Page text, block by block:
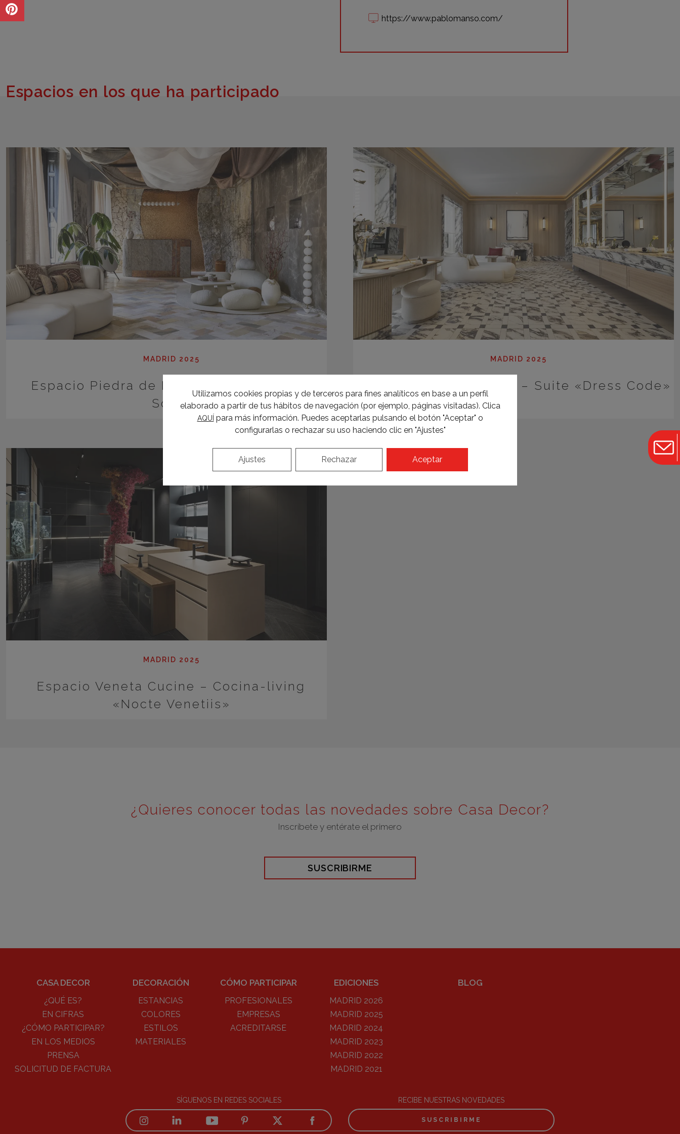
https://www.pablomanso.com/
Espacios en los que ha participado
MADRID 2025
Espacio Piedra de Ibiza – Lobby «Ibiza’s
Soul»
MADRID 2025
Espacio Iris Ceramica – Suite «Dress Code»
MADRID 2025
Espacio Veneta Cucine – Cocina-living
«Nocte Venetiis»
¿Quieres conocer todas las novedades sobre Casa Decor?
Inscríbete y entérate el primero
SUSCRIBIRME
Utilizamos cookies propias y de terceros para fines analíticos en base a un perfil
elaborado a partir de tus hábitos de navegación (por ejemplo, páginas visitadas). Clica
AQUÍ para más información. Puedes aceptarlas pulsando el botón "Aceptar" o
configurarlas o rechazar su uso haciendo clic en "Ajustes"
Aceptar
Rechazar
Ajustes
CASA DECOR
¿QUÉ ES?
EN CIFRAS
¿CÓMO PARTICIPAR?
EN LOS MEDIOS
PRENSA
SOLICITUD DE FACTURA
DECORACIÓN
ESTANCIAS
COLORES
ESTILOS
MATERIALES
CÓMO PARTICIPAR
PROFESIONALES
EMPRESAS
ACREDITARSE
EDICIONES
MADRID 2026
MADRID 2025
MADRID 2024
MADRID 2023
MADRID 2022
MADRID 2021
BLOG
SÍGUENOS EN REDES SOCIALES RECIBE NUESTRAS NOVEDADES
SUSCRIBIRME